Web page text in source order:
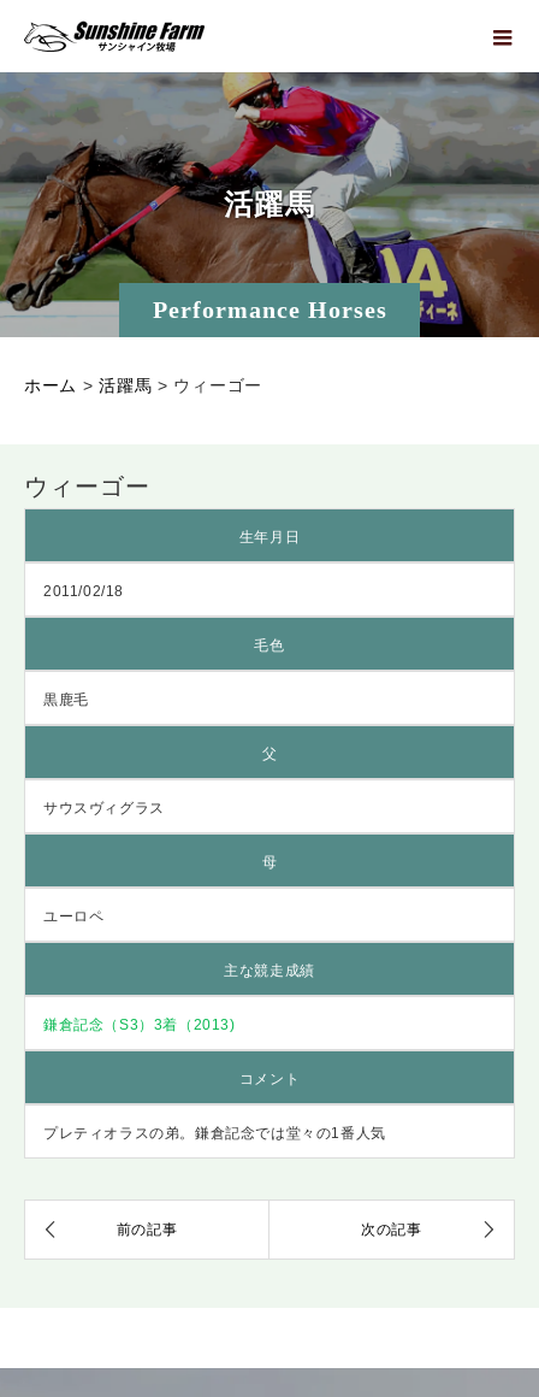
Performance Horses
活躍馬
ホーム >活躍馬 > ウィーゴー
ウィーゴー
生年月日
2011/02/18
毛色
黒鹿毛
父
サウスヴィグラス
母
ユーロペ
主な競走成績
鎌倉記念（S3）3着（2013)
コメント
プレティオラスの弟。鎌倉記念では堂々の1番人気